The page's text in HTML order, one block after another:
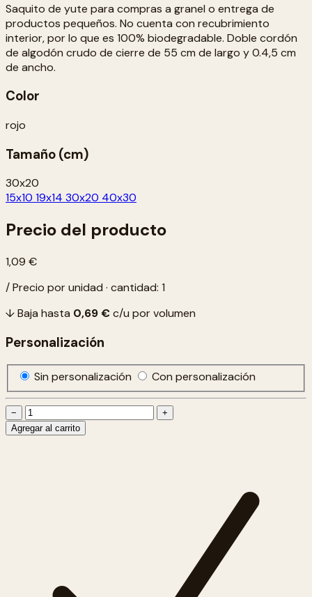
Saquito de yute para compras a granel o entrega de
productos pequeños. No cuenta con recubrimiento
interior, por lo que es 100% biodegradable. Doble cordón
de algodón crudo de cierre de 55 cm de largo y 0.4,5 cm
de ancho.
Color
rojo
Tamaño (cm)
30x20
15x10 19x14 30x20 40x30
Precio del producto
1,09 €
/ Precio por unidad · cantidad: 1
↓ Baja hasta 0,69 €c/u por volumen
Personalización
Sin personalización Con personalización
−
+
Agregar al carrito